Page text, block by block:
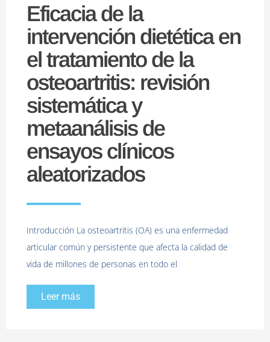
Eficacia de la
intervención dietética en
el tratamiento de la
osteoartritis: revisión
sistemática y
metaanálisis de
ensayos clínicos
aleatorizados
Introducción La osteoartritis (OA) es una enfermedad
articular común y persistente que afecta la calidad de
vida de millones de personas en todo el
Leer más